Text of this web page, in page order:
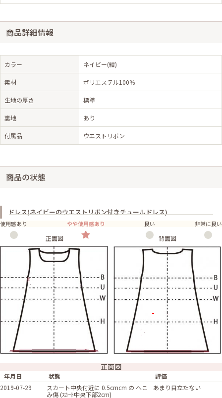
商品詳細情報
カラー ネイビー(紺)
素材 ポリエステル100％
生地の厚さ 標準
裏地 あり
付属品 ウエストリボン
商品の状態
ドレス(ネイビーのウエストリボン付きチュールドレス)
使用感あり やや使用感あり 良い 非常に良い
正面図 背面図
正面図
年月日 状態
評価
2019-07-29
スカート中央付近に 0.5cmcm の へこ
み傷 (ｽｶｰﾄ中央下部2cm)
あまり目立たない